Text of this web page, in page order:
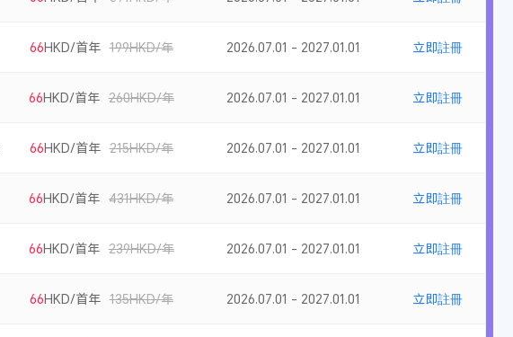
66HKD/首年 199HKD/年 2026.07.01 - 2027.01.01 立即註冊
66HKD/首年 260HKD/年 2026.07.01 - 2027.01.01 立即註冊
66HKD/首年 215HKD/年 2026.07.01 - 2027.01.01 立即註冊
66HKD/首年 431HKD/年 2026.07.01 - 2027.01.01 立即註冊
66HKD/首年 239HKD/年 2026.07.01 - 2027.01.01 立即註冊
66HKD/首年 135HKD/年 2026.07.01 - 2027.01.01 立即註冊